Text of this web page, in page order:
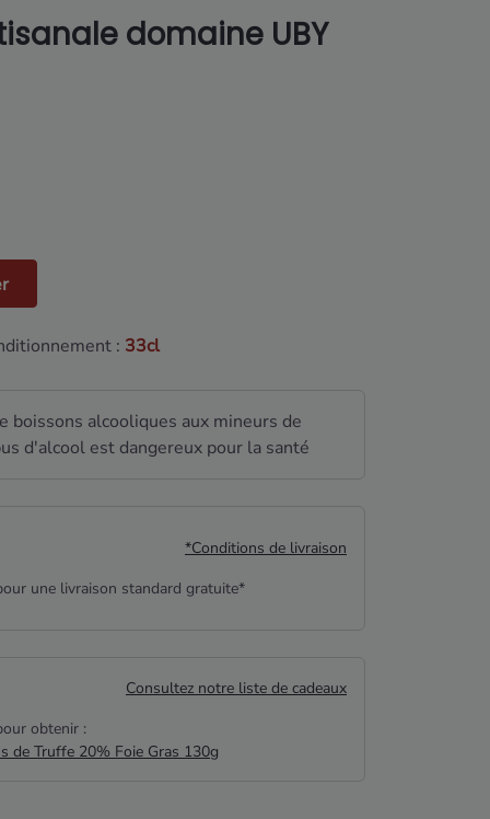
domaine UBY
: 33cl
boissons alcooliques aux mineurs de
d'alcool est dangereux pour la santé
*Conditions de livraison
une livraison standard gratuite*
Consultez notre liste de cadeaux
obtenir :
de Truffe 20% Foie Gras 130g